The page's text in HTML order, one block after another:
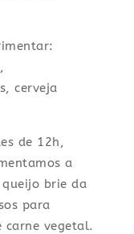
cerveja
de 12h,
a
brie da
para
carne vegetal.